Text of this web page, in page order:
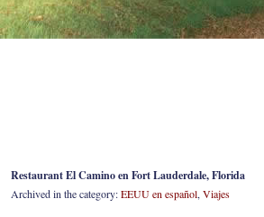
Restaurant El Camino en Fort Lauderdale, Florida
Archived in the category:EEUU en español, Viajes